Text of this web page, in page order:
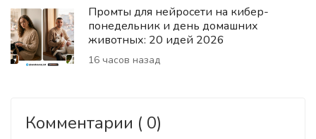
Промты для нейросети на кибер-
понедельник и день домашних
животных: 20 идей 2026
16 часов назад
Комментарии ( 0)